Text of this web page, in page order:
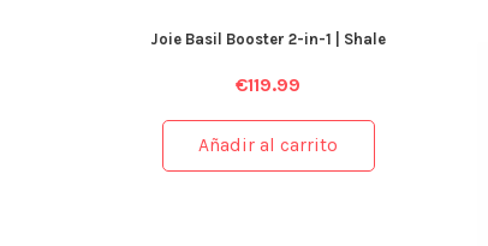
Joie Basil Booster 2-in-1 | Shale
€119.99
Añadir al carrito